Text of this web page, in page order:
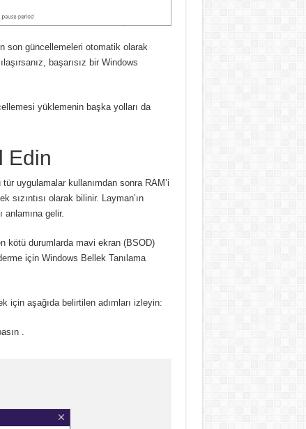
son güncellemeleri otomatik olarak
başarısız bir Windows
yüklemenin başka yolları da
Edin
uygulamalar kullanımdan sonra RAM’i
sızıntısı olarak bilinir. Layman’ın
anlamına gelir.
kötü durumlarda mavi ekran (BSOD)
için Windows Bellek Tanılama
için aşağıda belirtilen adımları izleyin:
.